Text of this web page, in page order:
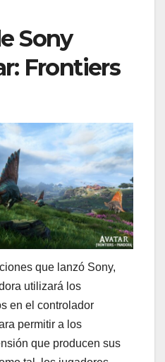
Sony
Frontiers
que lanzó Sony,
utilizará los
en el controlador
permitir a los
que producen sus